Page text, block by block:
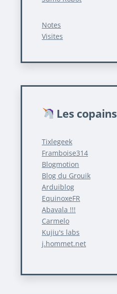
Notes
Visites
Les copains
Tixlegeek
Framboise314
Blogmotion
Blog du Grouik
Arduiblog
EquinoxeFR
Abavala !!!
Carmelo
Kujiu's labs
j.hommet.net